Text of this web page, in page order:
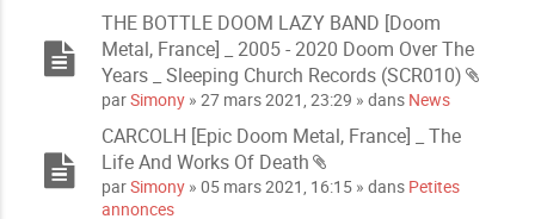
THE BOTTLE DOOM LAZY BAND [Doom
Metal, France] _ 2005 - 2020 Doom Over The
Years _ Sleeping Church Records (SCR010)
parSimony » 27 mars 2021, 23:29 » dans News
CARCOLH [Epic Doom Metal, France] _ The
Life And Works Of Death
P
parSimony » 05 mars 2021, 16:15 » dans Petites
annonces